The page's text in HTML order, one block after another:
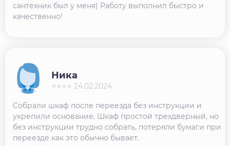
сантехник был у меня) Работу выполнил быстро и
качественно!
Собрали шкаф после переезда без инструкции и
укрепили основание. Шкаф простой трехдверный, но
без инструкции трудно собрать, потеряли бумаги при
переезде как это обычно бывает.
Ника
⭐⭐⭐⭐ 24.02.2024